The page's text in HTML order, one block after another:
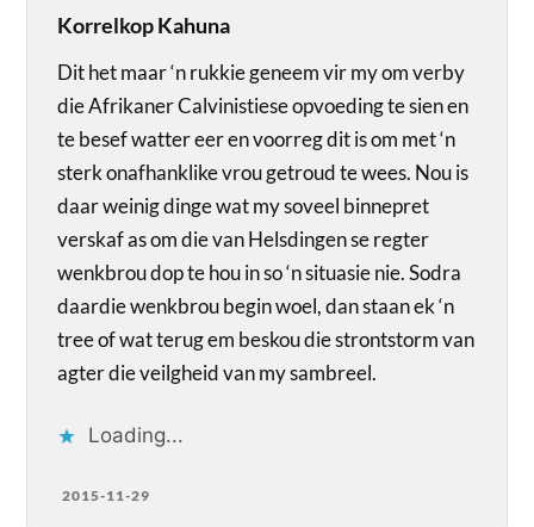
Korrelkop Kahuna
Dit het maar ‘n rukkie geneem vir my om verby
die Afrikaner Calvinistiese opvoeding te sien en
te besef watter eer en voorreg dit is om met ‘n
sterk onafhanklike vrou getroud te wees. Nou is
daar weinig dinge wat my soveel binnepret
verskaf as om die van Helsdingen se regter
wenkbrou dop te hou in so ‘n situasie nie. Sodra
daardie wenkbrou begin woel, dan staan ek ‘n
tree of wat terug em beskou die strontstorm van
agter die veilgheid van my sambreel.
Loading...
2015-11-29